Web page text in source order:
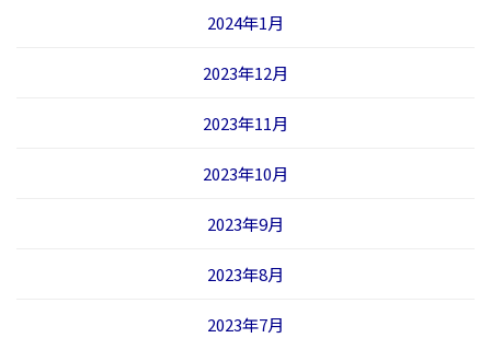
2024年1月
2023年12月
2023年11月
2023年10月
2023年9月
2023年8月
2023年7月